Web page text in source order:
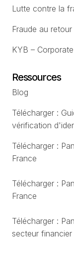
Lutte contre la
Fraude au
KYB –
Ressources
Blog
Télécharger :
vérification
Télécharger :
France
Télécharger :
France
Télécharger :
secteur